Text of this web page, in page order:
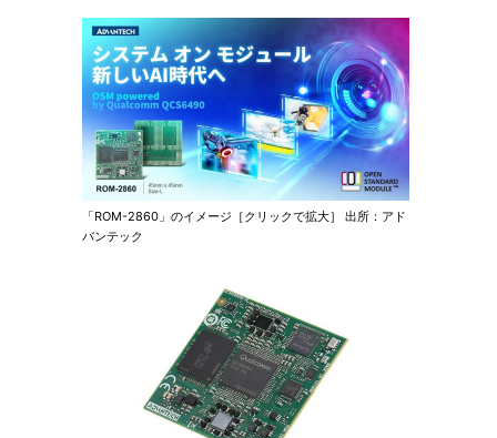
「ROM-2860」のイメージ［クリックで拡大］ 出所：アド
バンテック